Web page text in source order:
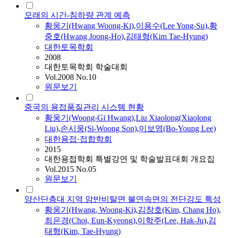
모래의 시간-침하량 관계 예측
황웅기 (Hwang Woong-Ki),이용수(Lee Yong-Su),황
중호(Hwang Joong-Ho),김태형(Kim Tae-Hyung)
대한토목학회
2008
대한토목학회 학술대회
Vol.2008 No.10
원문보기
중국의 용접품질관리 시스템 현황
황웅기 (Woong-Gi Hwang),Liu Xiaolong(Xiaolong
Liu),손시웅(Si-Woong Son),이보영(Bo-Young Lee)
대한용접·접합학회
2015
대한용접학회 특별강연 및 학술발표대회 개요집
Vol.2015 No.05
원문보기
양산단층대 지역 암반비탈면 불연속면의 전단강도 특성
황웅기 (Hwang, Woong-Ki),김창호(Kim, Chang Ho),
최은경(Choi, Eun-Kyeong),이학주(Lee, Hak-Ju),김
태형(Kim, Tae-Hyung)